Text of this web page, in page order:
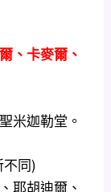
、卡麥爾、
米迦勒堂。
同)
耶胡迪爾、